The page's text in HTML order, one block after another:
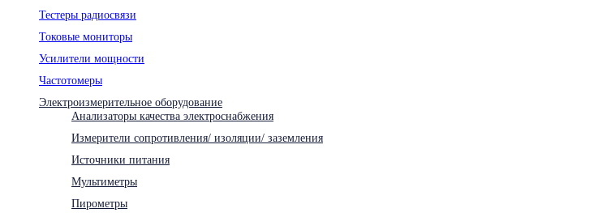
Тестеры радиосвязи
Токовые мониторы
Усилители мощности
Частотомеры
Электроизмерительное оборудование
Анализаторы качества электроснабжения
Измерители сопротивления/ изоляции/ заземления
Источники питания
Мультиметры
Пирометры